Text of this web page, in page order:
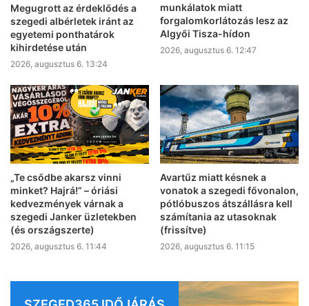
Megugrott az érdeklődés a
szegedi albérletek iránt az
egyetemi ponthatárok
kihirdetése után
2026, augusztus 6. 13:24
munkálatok miatt
forgalomkorlátozás lesz az
Algyői Tisza-hídon
2026, augusztus 6. 12:47
„Te csődbe akarsz vinni
minket? Hajrá!” – óriási
kedvezmények várnak a
szegedi Janker üzletekben
(és országszerte)
2026, augusztus 6. 11:44
Avartűz miatt késnek a
vonatok a szegedi fővonalon,
pótlóbuszos átszállásra kell
számítania az utasoknak
(frissítve)
2026, augusztus 6. 11:15